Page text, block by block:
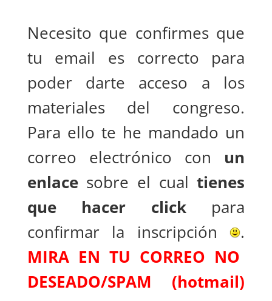
Necesito que confirmes que
tu email es correcto para
poder darte acceso a los
materiales del congreso.
Para ello te he mandado un
correo electrónico con un
enlacesobre el cualtienes
que hacer clickpara
confirmar la inscripción
.
MIRA EN TU CORREO NO
DESEADO/SPAM (hotmail)